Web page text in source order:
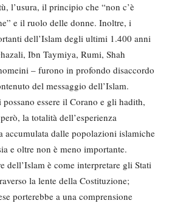
l’usura, il principio che “non c’è
e il ruolo delle donne. Inoltre, i
dell’Islam degli ultimi 1.400 anni
Ibn Taymiya, Rumi, Shah
– furono in profondo disaccordo
del messaggio dell’Islam.
essere il Corano e gli hadith,
la totalità dell’esperienza
accumulata dalle popolazioni islamiche
e oltre non è meno importante.
dell’Islam è come interpretare gli Stati
la lente della Costituzione;
porterebbe a una comprensione